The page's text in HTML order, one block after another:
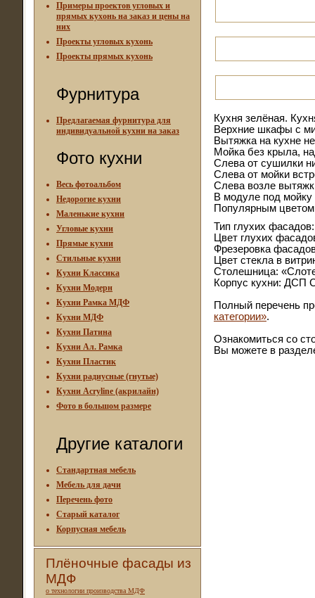
Примеры проектов угловых и
прямых кухонь на заказ и цены на
них
Проекты угловых кухонь
Проекты прямых кухонь
Фурнитура
Предлагаемая фурнитура для
индивидуальной кухни на заказ
Фото кухни
Весь фотоальбом
Недорогие кухни
Маленькие кухни
Угловые кухни
Прямые кухни
Стильные кухни
Кухни Классика
Кухни Модерн
Кухни Рамка МДФ
Кухни МДФ
Кухни Патина
Кухни Ал. Рамка
Кухни Пластик
Кухни радиусные (гнутые)
Кухни Acryline (акрилайн)
Фото в большом размере
Другие каталоги
Стандартная мебель
Мебель для дачи
Перечень фото
Старый каталог
Корпусная мебель
Плёночные фасады из
МДФ
о технологии производства МДФ
Кухня зелёная.
Верхние шкафы с
Вытяжка на кухне
Мойка без крыла,
Слева от сушилки
Слева от мойки
Слева возле
В модуле под
Популярным
Тип глухих
Цвет глухих
Фрезеровка
Цвет стекла в
Столешница:
Корпус кухни: ДСП
Полный перечень
категории».
Ознакомиться со
Вы можете в